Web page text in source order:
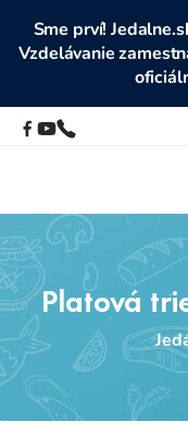
Sme prví!
Vzdelávanie
Platová